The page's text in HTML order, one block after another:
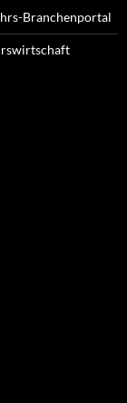
Branchenportal